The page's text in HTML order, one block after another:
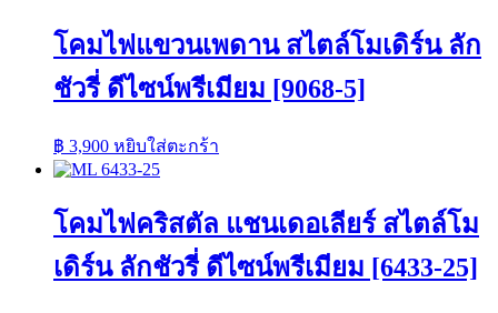
โคมไฟแขวนเพดาน สไตล์โมเดิร์น ลัก
ชัวรี่ ดีไซน์พรีเมียม [9068-5]
฿ 3,900 หยิบใส่ตะกร้า
โคมไฟคริสตัล แชนเดอเลียร์ สไตล์โม
เดิร์น ลักชัวรี่ ดีไซน์พรีเมียม [6433-25]